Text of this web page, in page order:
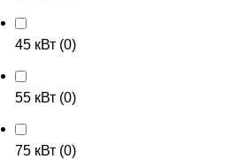
45 кВт (0)
55 кВт (0)
75 кВт (0)